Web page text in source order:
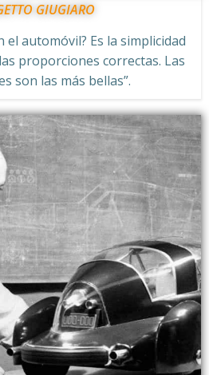
GIUGIARO
el automóvil? Es la simplicidad
proporciones correctas. Las
son las más bellas”.